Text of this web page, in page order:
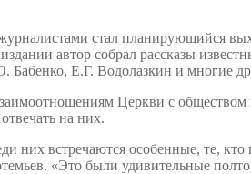
стал планирующийся
автор собрал рассказы
Е.Г. Водолазкин и многие
Церкви с
на них.
встречаются особенные, те,
«Это были удивительные